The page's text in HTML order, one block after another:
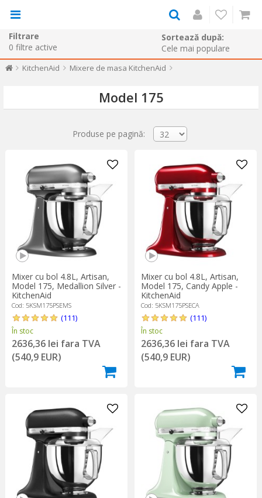
Filtrare
0 filtre active
Sortează după:
KitchenAid Mixere de masa KitchenAid
Model 175
Produse pe pagină:
Mixer cu bol 4.8L, Artisan,
Model 175, Medallion Silver -
KitchenAid
Cod: 5KSM175PSEMS
(111)
În stoc
2636,36 lei fara TVA
(540,9 EUR)
Mixer cu bol 4.8L, Artisan,
Model 175, Candy Apple -
KitchenAid
Cod: 5KSM175PSECA
(111)
În stoc
2636,36 lei fara TVA
(540,9 EUR)